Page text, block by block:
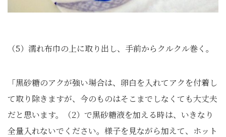
（5）濡れ布巾の上に取り出し、手前からクルクル巻く。
「黒砂糖のアクが強い場合は、卵白を入れてアクを付着し
て取り除きますが、今のものはそこまでしなくても大丈夫
だと思います。（2）で黒砂糖液を加える時は、いきなり
全量入れないでください。様子を見ながら加えて、ホット